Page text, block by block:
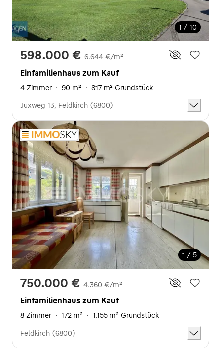
1 / 10
598.000 € 6.644 €/m²
Einfamilienhaus zum Kauf
4 Zimmer · 90 m² · 817 m² Grundstück
Juxweg 13, Feldkirch (6800)
1 / 5
750.000 € 4.360 €/m²
Einfamilienhaus zum Kauf
8 Zimmer · 172 m² · 1.155 m² Grundstück
Feldkirch (6800)